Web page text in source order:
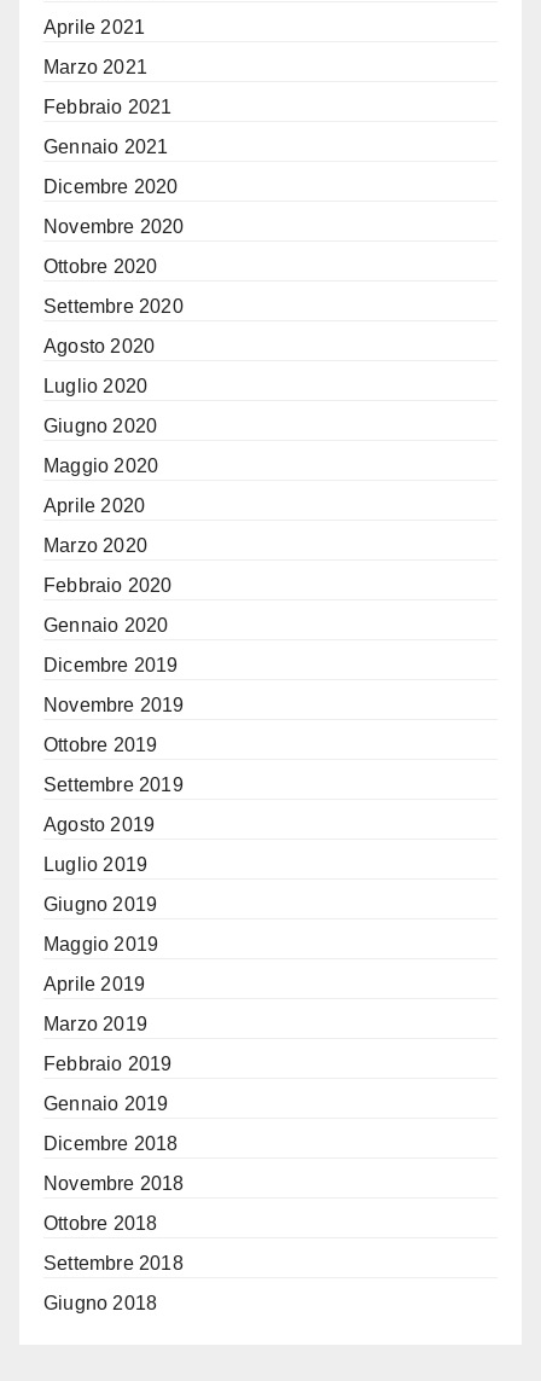
Aprile 2021
Marzo 2021
Febbraio 2021
Gennaio 2021
Dicembre 2020
Novembre 2020
Ottobre 2020
Settembre 2020
Agosto 2020
Luglio 2020
Giugno 2020
Maggio 2020
Aprile 2020
Marzo 2020
Febbraio 2020
Gennaio 2020
Dicembre 2019
Novembre 2019
Ottobre 2019
Settembre 2019
Agosto 2019
Luglio 2019
Giugno 2019
Maggio 2019
Aprile 2019
Marzo 2019
Febbraio 2019
Gennaio 2019
Dicembre 2018
Novembre 2018
Ottobre 2018
Settembre 2018
Giugno 2018